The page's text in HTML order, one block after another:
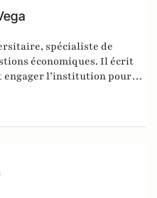
spécialiste de
économiques. Il écrit
engager l’institution pour